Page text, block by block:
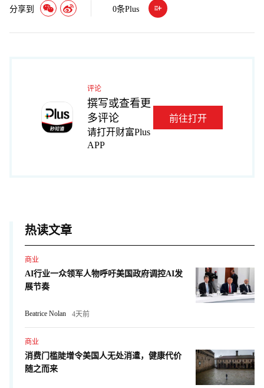
分享到 0条Plus
评论
撰写或查看更
多评论
请打开财富Plus
APP
前往打开
热读文章
商业
AI行业一众领军人物呼吁美国政府调控AI发
展节奏
Beatrice Nolan 4天前
商业
消费门槛陡增令美国人无处消遣，健康代价
随之而来